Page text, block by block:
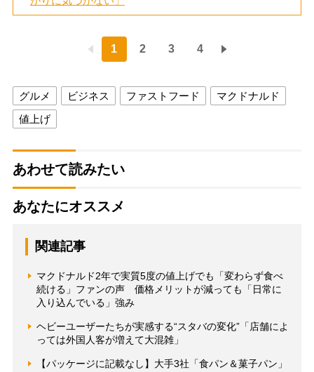
1 2 3 4
グルメ ビジネス ファストフード
マクドナルド
値上げ
あわせて読みたい
あなたにオススメ
関連記事
マクドナルド2年で実質5度の値上げでも「変わらず食べ
続ける」ファンの声 価格メリットが減っても「日常に
入り込んでいる」強み
ヘビーユーザーたちが実感する“スタバの変化”「店舗によ
っては外国人客が増えて大混雑」
【パッケージに記載なし】大手3社「食パン＆菓子パン」